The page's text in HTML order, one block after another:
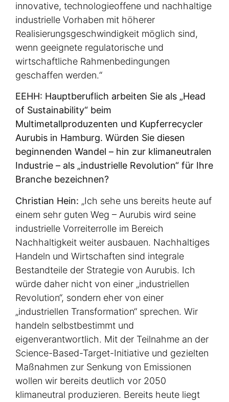
innovative, technologieoffene und nachhaltige
industrielle Vorhaben mit höherer
Realisierungsgeschwindigkeit möglich sind,
wenn geeignete regulatorische und
wirtschaftliche Rahmenbedingungen
geschaffen werden.“
EEHH: Hauptberuflich arbeiten Sie als „Head
of Sustainability“ beim
Multimetallproduzenten und Kupferrecycler
Aurubis in Hamburg. Würden Sie diesen
beginnenden Wandel – hin zur klimaneutralen
Industrie – als „industrielle Revolution“ für Ihre
Branche bezeichnen?
Christian Hein: „Ich sehe uns bereits heute auf
einem sehr guten Weg – Aurubis wird seine
industrielle Vorreiterrolle im Bereich
Nachhaltigkeit weiter ausbauen. Nachhaltiges
Handeln und Wirtschaften sind integrale
Bestandteile der Strategie von Aurubis. Ich
würde daher nicht von einer „industriellen
Revolution“, sondern eher von einer
„industriellen Transformation“ sprechen. Wir
handeln selbstbestimmt und
eigenverantwortlich. Mit der Teilnahme an der
Science-Based-Target-Initiative und gezielten
Maßnahmen zur Senkung von Emissionen
wollen wir bereits deutlich vor 2050
klimaneutral produzieren. Bereits heute liegt